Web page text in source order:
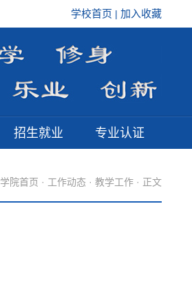
学校首页 | 加入收藏
招生就业 专业认证
学院首页 · 工作动态 · 教学工作 · 正文